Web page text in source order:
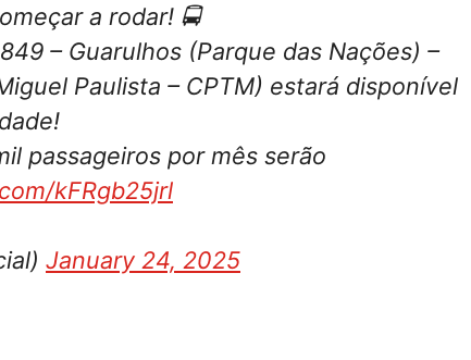
a rodar! 🚍
– Guarulhos (Parque das Nações) –
Paulista – CPTM) estará disponível
passageiros por mês serão
kFRgb25jrl
January 24, 2025